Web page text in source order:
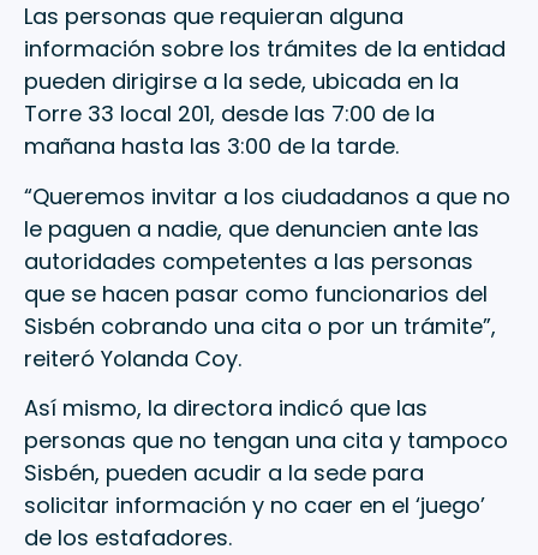
Las personas que requieran alguna
información sobre los trámites de la entidad
pueden dirigirse a la sede, ubicada en la
Torre 33 local 201, desde las 7:00 de la
mañana hasta las 3:00 de la tarde.
“Queremos invitar a los ciudadanos a que no
le paguen a nadie, que denuncien ante las
autoridades competentes a las personas
que se hacen pasar como funcionarios del
Sisbén cobrando una cita o por un trámite”,
reiteró Yolanda Coy.
Así mismo, la directora indicó que las
personas que no tengan una cita y tampoco
Sisbén, pueden acudir a la sede para
solicitar información y no caer en el ‘juego’
de los estafadores.